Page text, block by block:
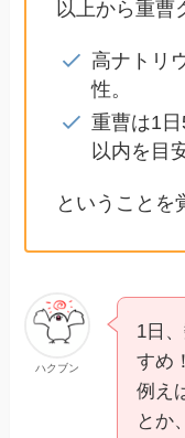
以上から重曹
高ナトリ
性。
重曹は1
以内を目
ということを
ハクブン
1日
すめ！
例え
とか